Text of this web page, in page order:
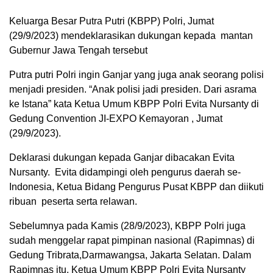
Keluarga Besar Putra Putri (KBPP) Polri, Jumat
(29/9/2023) mendeklarasikan dukungan kepada mantan
Gubernur Jawa Tengah tersebut
Putra putri Polri ingin Ganjar yang juga anak seorang polisi
menjadi presiden. “Anak polisi jadi presiden. Dari asrama
ke Istana” kata Ketua Umum KBPP Polri Evita Nursanty di
Gedung Convention JI-EXPO Kemayoran , Jumat
(29/9/2023).
Deklarasi dukungan kepada Ganjar dibacakan Evita
Nursanty. Evita didampingi oleh pengurus daerah se-
Indonesia, Ketua Bidang Pengurus Pusat KBPP dan diikuti
ribuan peserta serta relawan.
Sebelumnya pada Kamis (28/9/2023), KBPP Polri juga
sudah menggelar rapat pimpinan nasional (Rapimnas) di
Gedung Tribrata,Darmawangsa, Jakarta Selatan. Dalam
Rapimnas itu, Ketua Umum KBPP Polri Evita Nursanty